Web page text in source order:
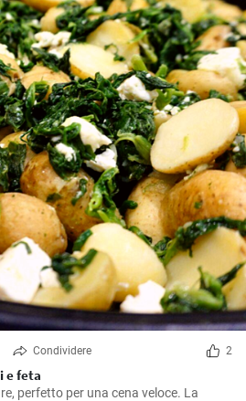
Condividere 2
e feta
perfetto per una cena veloce. La